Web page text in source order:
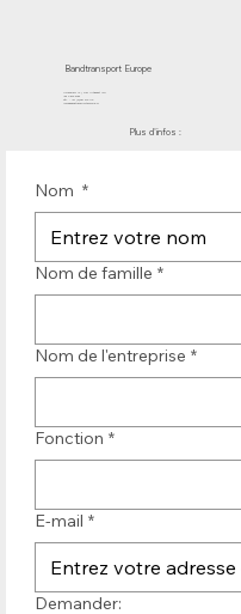
Bandtransport Europe
Molenwerf 12 | DB Uitgeest 1911
les Pays-Bas
Tél. : +31 (0)251 319 119
info@bandtransporteurope.nl
Plus d'infos :
Nom *
Nom de famille *
Nom de l'entreprise *
Fonction *
E-mail *
Demander: